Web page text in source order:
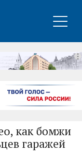
как бомжи
гаражей